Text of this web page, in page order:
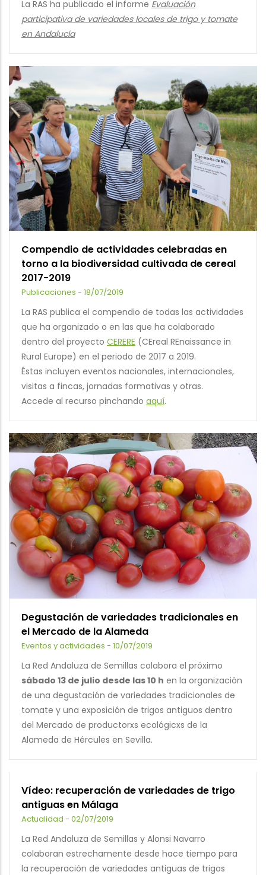
La RAS ha publicado el informe Evaluación
participativa de variedades locales de trigo y tomate
en Andalucía
Compendio de actividades celebradas en
torno a la biodiversidad cultivada de cereal
2017-2019
Publicaciones - 18/07/2019
La RAS publica el compendio de todas las actividades
que ha organizado o en las que ha colaborado
dentro del proyecto CERERE (CEreal REnaissance in
Rural Europe) en el periodo de 2017 a 2019.
Éstas incluyen eventos nacionales, internacionales,
visitas a fincas, jornadas formativas y otras.
Accede al recurso pinchando aquí.
Degustación de variedades tradicionales en
el Mercado de la Alameda
Eventos y actividades - 10/07/2019
La Red Andaluza de Semillas colabora el próximo
sábado 13 de julio desde las 10 h en la organización
de una degustación de variedades tradicionales de
tomate y una exposición de trigos antiguos dentro
del Mercado de productorxs ecológicxs de la
Alameda de Hércules en Sevilla.
Vídeo: recuperación de variedades de trigo
antiguas en Málaga
Actualidad - 02/07/2019
La Red Andaluza de Semillas y Alonsi Navarro
colaboran estrechamente desde hace tiempo para
la recuperación de variedades antiguas de trigos